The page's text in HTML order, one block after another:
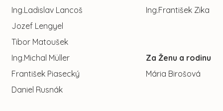
Ing.Ladislav Lancoš
Ing.František Zika
Jozef Lengyel
Tibor Matoušek
Ing.Michal Müller
Za Ženu a rodinu
František Piasecký
Mária Birošová
Daniel Rusnák